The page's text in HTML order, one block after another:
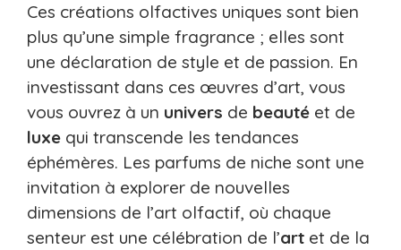
Ces créations olfactives uniques sont bien
plus qu’une simple fragrance ; elles sont
une déclaration de style et de passion. En
investissant dans ces œuvres d’art, vous
vous ouvrez à un univers de beauté et de
luxe qui transcende les tendances
éphémères. Les parfums de niche sont une
invitation à explorer de nouvelles
dimensions de l’art olfactif, où chaque
senteur est une célébration de l’art et de la